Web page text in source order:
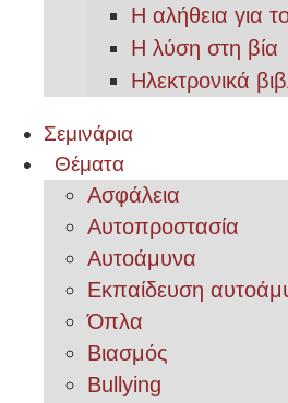
Η αλήθεια για
Η λύση στη βία
Ηλεκτρονικά
Σεμινάρια
Θέματα
Ασφάλεια
Αυτοπροστασία
Αυτοάμυνα
Εκπαίδευση
Όπλα
Βιασμός
Bullying